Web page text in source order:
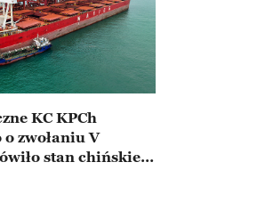
KC KPCh
o zwołaniu V
stan chińskiej